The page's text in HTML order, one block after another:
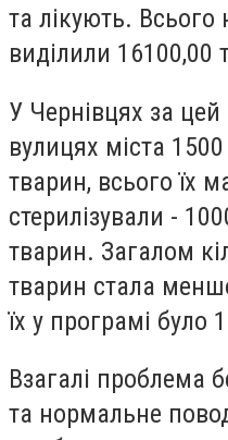
та лікують.
виділили 16100,00
У Чернівцях за
вулицях міста
тварин, всього їх
стерилізували -
тварин. Загалом
тварин стала
їх у програмі було
Взагалі проблема
та нормальне